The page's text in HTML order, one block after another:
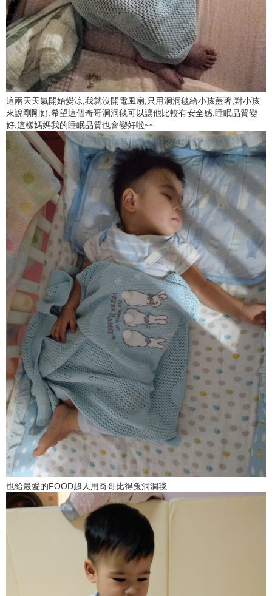
這兩天天氣開始變涼,我就沒開電風扇,只用洞洞毯給小孩蓋著,對小孩
來說剛剛好,希望這個奇哥洞洞毯可以讓他比較有安全感,睡眠品質變
好,這樣媽媽我的睡眠品質也會變好啦~~
也給最愛的FOOD超人用奇哥比得兔洞洞毯